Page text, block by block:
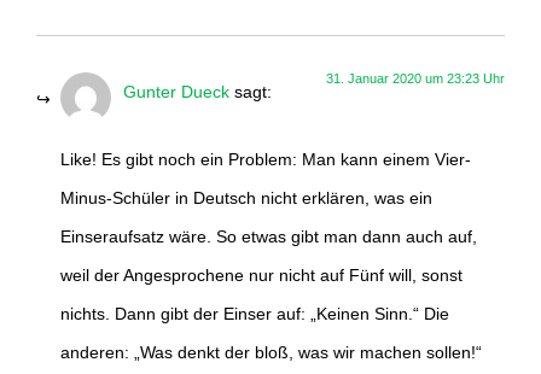
Gunter Dueck sagt:
31. Januar 2020 um 23:23 Uhr
Like! Es gibt noch ein Problem: Man kann einem Vier-
Minus-Schüler in Deutsch nicht erklären, was ein
Einseraufsatz wäre. So etwas gibt man dann auch auf,
weil der Angesprochene nur nicht auf Fünf will, sonst
nichts. Dann gibt der Einser auf: „Keinen Sinn.“ Die
anderen: „Was denkt der bloß, was wir machen sollen!“